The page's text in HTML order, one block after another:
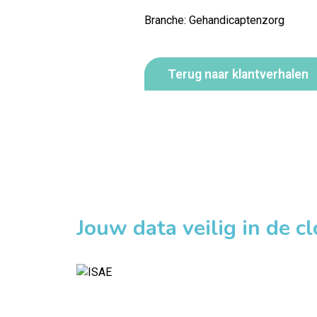
Branche: Gehandicaptenzorg
Terug naar klantverhalen
Jouw data veilig in de